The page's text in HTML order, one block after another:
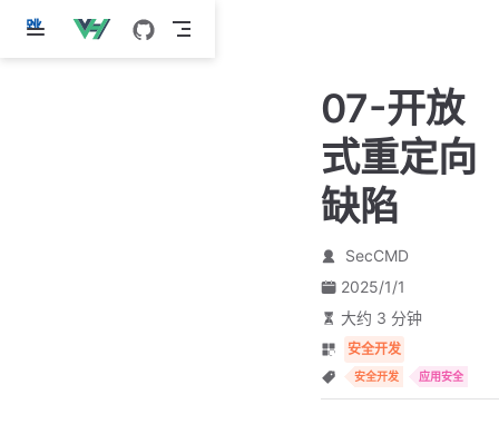
跳
07-开放
式重定向
缺陷
SecCMD
2025/1/1
大约 3 分钟
安全开发
安全开发 应用安全